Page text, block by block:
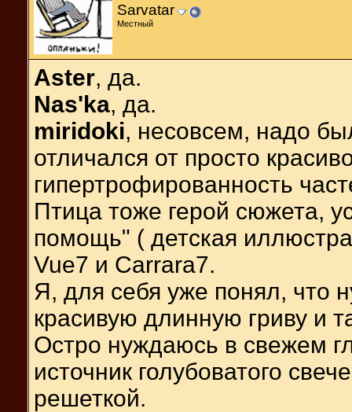
Sarvatar
Местный
Aster, да.
Nas'ka, да.
miridoki, несовсем, надо
отличался от просто
гипертрофированность
Птица тоже герой сюжета,
помощь" ( детская
Vue7 и Carrara7.
Я, для себя уже понял, что
красивую длинную гриву и
Остро нуждаюсь в свежем
источник голубоватого
решеткой.